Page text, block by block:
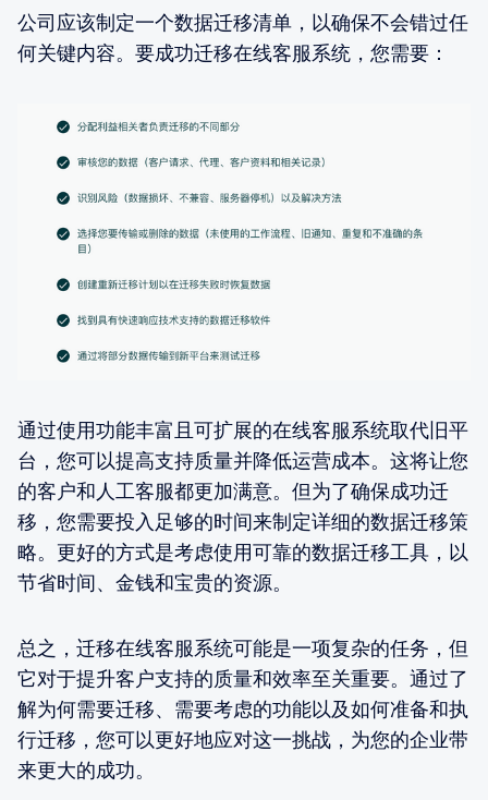
公司应该制定一个数据迁移清单，以确保不会错过任
何关键内容。要成功迁移在线客服系统，您需要：
通过使用功能丰富且可扩展的在线客服系统取代旧平
台，您可以提高支持质量并降低运营成本。这将让您
的客户和人工客服都更加满意。但为了确保成功迁
移，您需要投入足够的时间来制定详细的数据迁移策
略。更好的方式是考虑使用可靠的数据迁移工具，以
节省时间、金钱和宝贵的资源。
总之，迁移在线客服系统可能是一项复杂的任务，但
它对于提升客户支持的质量和效率至关重要。通过了
解为何需要迁移、需要考虑的功能以及如何准备和执
行迁移，您可以更好地应对这一挑战，为您的企业带
来更大的成功。